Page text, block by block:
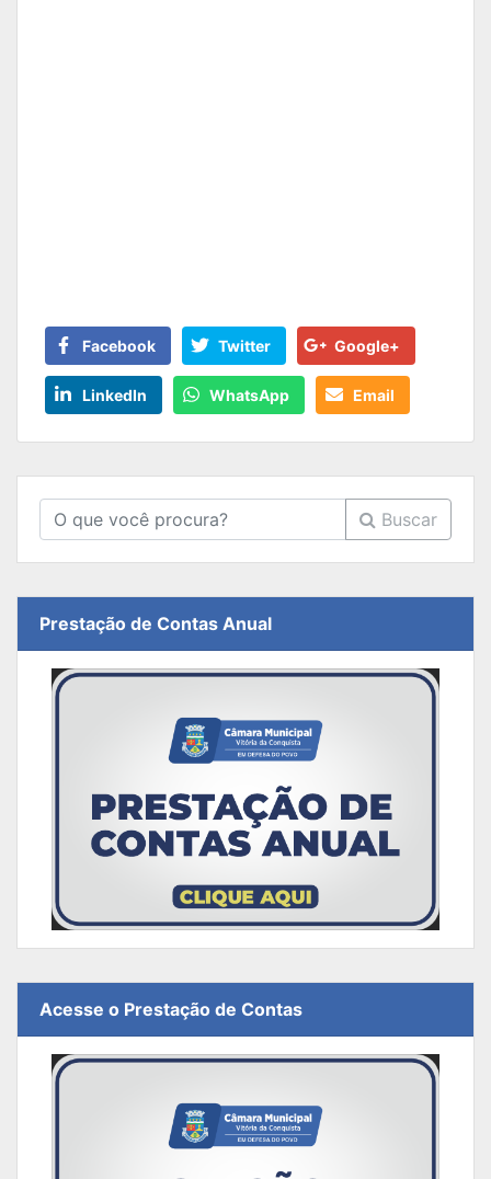
Facebook Twitter Google+
LinkedIn WhatsApp Email
Buscar
Prestação de Contas Anual
Acesse o Prestação de Contas